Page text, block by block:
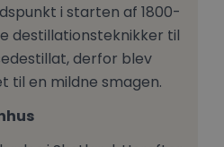
i starten af 1800-
destillationsteknikker til
derfor blev
til en mildne smagen.